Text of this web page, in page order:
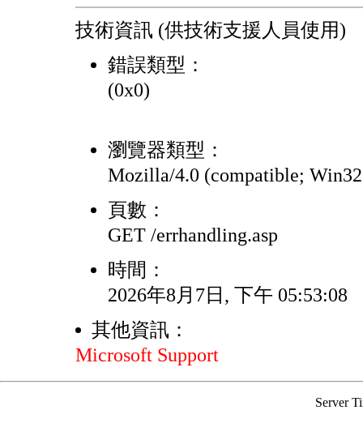
技術資訊 (供技術支援人員使用)
錯誤類型：
(0x0)
瀏覽器類型：
Mozilla/4.0 (compatible;
頁數：
GET /errhandling.asp
時間：
2026年8月7日, 下午 05:53:08
其他資訊：
Microsoft Support
Server